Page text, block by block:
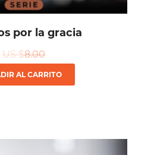
por la gracia
US $8.00
AL CARRITO